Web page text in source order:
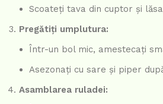
Scoateți tava din cuptor și
Pregătiți umplutura:
Într-un bol mic, amestecați
Asezonați cu sare și piper
Asamblarea ruladei: